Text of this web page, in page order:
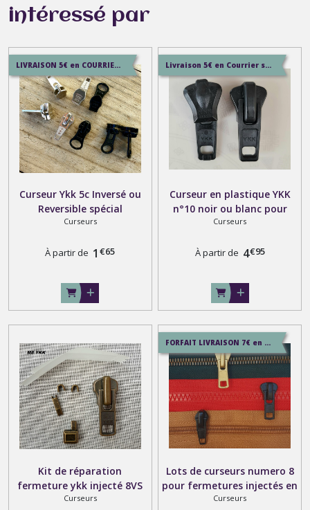
intéressé par
LIVRAISON 5€ en COURRIER SUIVI , 7.5€ en SERVICE+ , 12.9€ en COLISSIMO
Curseur Ykk 5c Inversé ou
Reversible spécial
fermeture à glissière
mm
Curseurs
À partir de 1 €65
Livraison 5€ en Courrier suiviI , 7.5€ en Service+ , 12.9€ en Colissimo
Curseur en plastique YKK
n°10 noir ou blanc pour
fermetures en plastique
Curseurs
À partir de 4€95
Kit de réparation
fermeture ykk injecté 8VS
ou métal 8
Curseurs
FORFAIT LIVRAISON 7€ en COURRIER SUIVI , 8.5€ en SERVICE+ , 12.9€ en COLISSIMO
Lots de curseurs numero 8
pour fermetures injectés en
plastique , spirales en nylon
Curseurs